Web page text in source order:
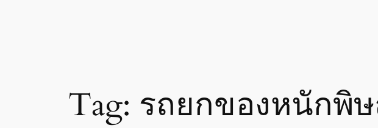
Tag: รถยกของหนักพิ